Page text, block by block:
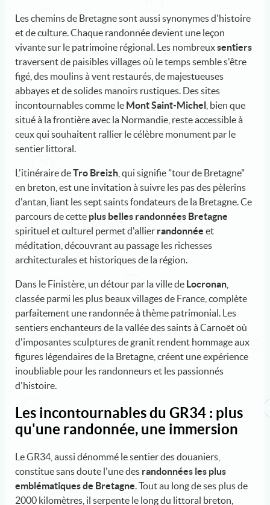
Les chemins de Bretagne sont aussi synonymes d'histoire
et de culture. Chaque randonnée devient une leçon
vivante sur le patrimoine régional. Les nombreuxsentiers
traversent de paisibles villages où le temps semble s'être
figé, des moulins à vent restaurés, de majestueuses
abbayes et de solides manoirs rustiques. Des sites
incontournables comme le Mont Saint-Michel
, bien que
situé à la frontière avec la Normandie, reste accessible à
ceux qui souhaitent rallier le célèbre monument par le
sentier littoral.
L'itinéraire deTro Breizh, qui signifie "tour de Bretagne"
en breton, est une invitation à suivre les pas des pèlerins
d'antan, liant les sept saints fondateurs de la Bretagne. Ce
parcours de cette plus belles randonnées Bretagne
spirituel et culturel permet d'allier randonnée et
méditation, découvrant au passage les richesses
architecturales et historiques de la région.
Dans le Finistère, un détour par la ville de Locronan,
classée parmi les plus beaux villages de France, complète
parfaitement une randonnée à thème patrimonial. Les
sentiers enchanteurs de la vallée des saints à Carnoët où
d'imposantes sculptures de granit rendent hommage aux
figures légendaires de la Bretagne, créent une expérience
inoubliable pour les randonneurs et les passionnés
d'histoire.
Les incontournables du GR34 : plus
qu'une randonnée, une immersion
Le GR34, aussi dénommé le sentier des douaniers,
constitue sans doute l'une des randonnées les plus
emblématiques de Bretagne. Tout au long de ses plus de
2000 kilomètres, il serpente le long du littoral breton,